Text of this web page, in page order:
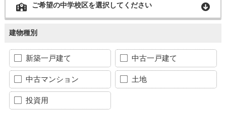
ご希望の中学校区を選択してください
建物種別
新築一戸建て 中古一戸建て
中古マンション 土地
投資用